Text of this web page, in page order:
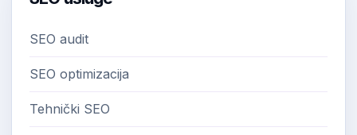
SEO audit
SEO optimizacija
Tehnički SEO